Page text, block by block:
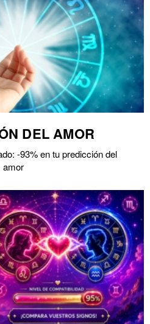
DEL AMOR
-93% en tu predicción del
amor